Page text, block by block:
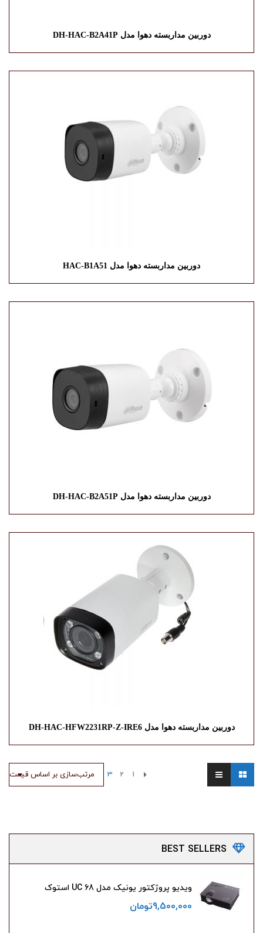
BEST SELLERS
ویدیو پروژکتور یونیک مدل UC 68 استوک
9,500,000تومان
دوربین مداربسته دهوا مدل DH-HAC-B2A41P
دوربین مداربسته دهوا مدل HAC-B1A51
دوربین مداربسته دهوا مدل DH-HAC-B2A51P
دوربین مداربسته دهوا مدل DH-HAC-HFW2231RP-Z-IRE6
مرتب‌سازی بر اساس قیمت 1
2
3